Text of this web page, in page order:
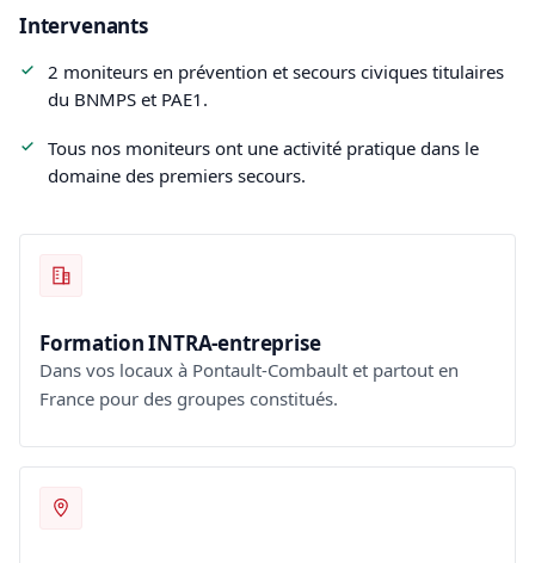
Intervenants
2 moniteurs en prévention et secours civiques titulaires
du BNMPS et PAE1.
Tous nos moniteurs ont une activité pratique dans le
domaine des premiers secours.
Formation INTRA-entreprise
Dans vos locaux à Pontault-Combault et partout en
France pour des groupes constitués.